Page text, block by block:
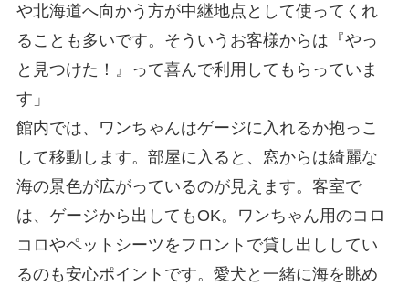
や北海道へ向かう方が中継地点として使ってくれ
ることも多いです。そういうお客様からは『やっ
と見つけた！』って喜んで利用してもらっていま
す」
館内では、ワンちゃんはゲージに入れるか抱っこ
して移動します。部屋に入ると、窓からは綺麗な
海の景色が広がっているのが見えます。客室で
は、ゲージから出しても OK。ワンちゃん用のコロ
コロやペットシーツをフロントで貸し出ししてい
るのも安心ポイントです。愛犬と一緒に海を眺め